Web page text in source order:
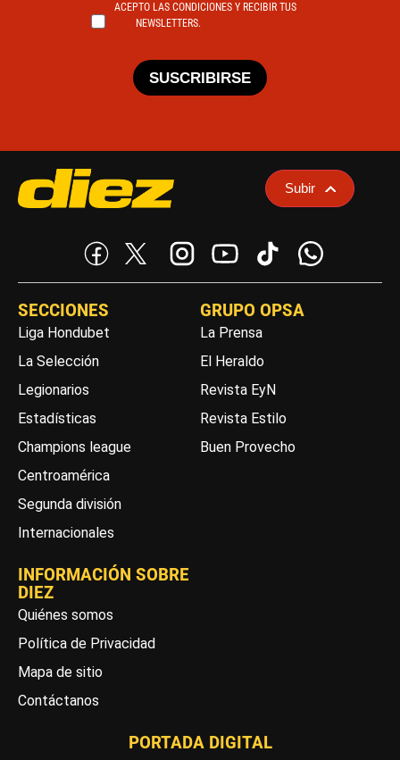
ACEPTO LAS CONDICIONES Y RECIBIR TUS
NEWSLETTERS.
SUSCRIBIRSE
Subir
SECCIONES
Liga Hondubet
La Selección
Legionarios
Estadísticas
Champions league
Centroamérica
Segunda división
Internacionales
GRUPO OPSA
La Prensa
El Heraldo
Revista EyN
Revista Estilo
Buen Provecho
INFORMACIÓN SOBRE
DIEZ
Quiénes somos
Política de Privacidad
Mapa de sitio
Contáctanos
PORTADA DIGITAL